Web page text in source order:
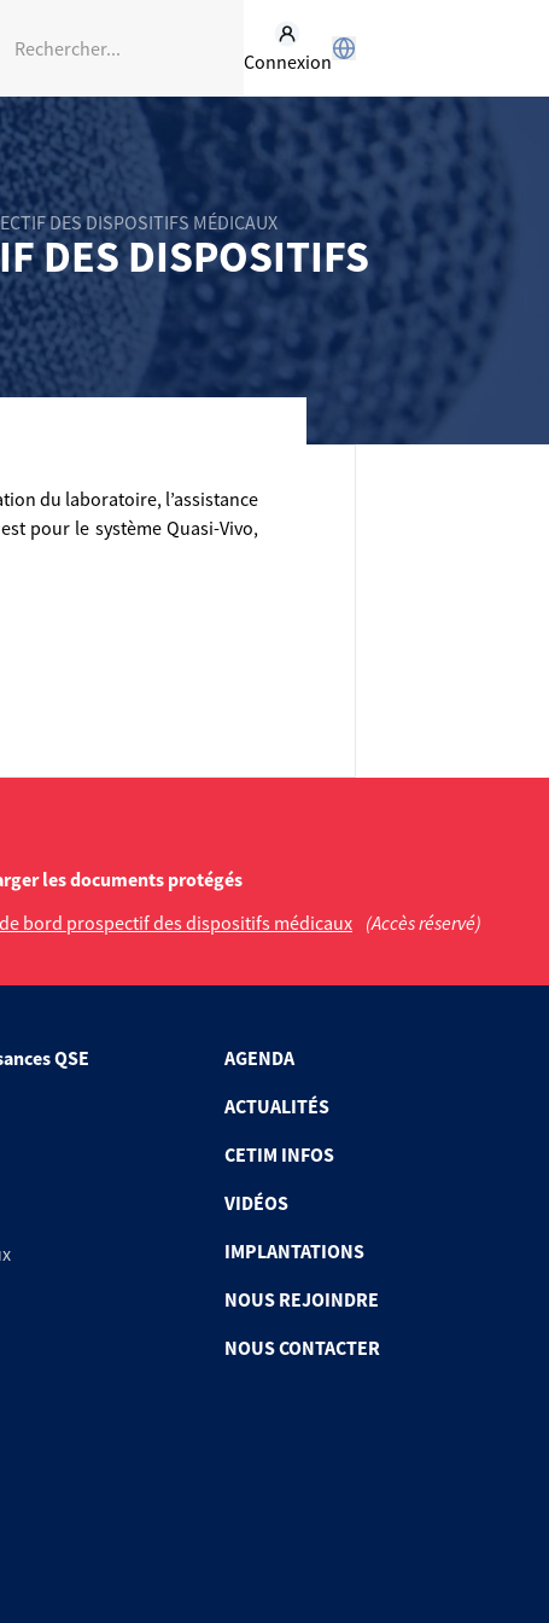
Connexion
DES DISPOSITIFS MÉDICAUX
DES DISPOSITIFS
du laboratoire, l’assistance
pour le système Quasi-Vivo,
les documents protégés
de bord prospectif des dispositifs médicaux (Accès réservé)
QSE
AGENDA
ACTUALITÉS
CETIM INFOS
VIDÉOS
IMPLANTATIONS
NOUS REJOINDRE
NOUS CONTACTER